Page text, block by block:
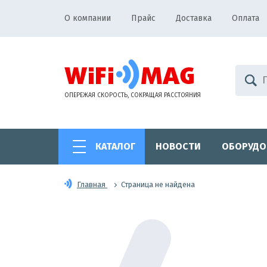
О компании Прайс Доставка Оплата
ОПЕРЕЖАЯ СКОРОСТЬ, СОКРАЩАЯ РАССТОЯНИЯ
КАТАЛОГ НОВОСТИ
Главная Страница не найдена